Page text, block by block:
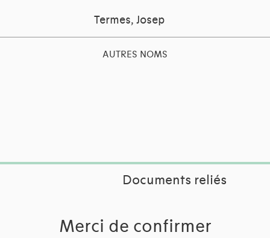
Termes, Josep
AUTRES NOMS
Documents reliés
Merci de confirmer